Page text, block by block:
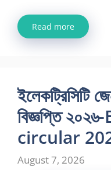
Read more
ইলেকট্রিসিটি
বিজ্ঞপ্তি
circular
August 7, 2026